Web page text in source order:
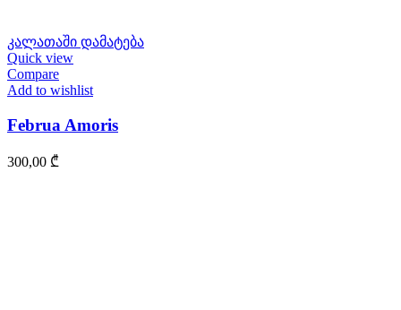
კალათაში დამატება
Quick view
Compare
Add to wishlist
Februa Amoris
300,00 ₾